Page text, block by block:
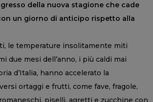
della nuova stagione che cade
un giorno di anticipo rispetto alla
le temperature insolitamente miti
due mesi dell’anno, i più caldi mai
d’Italia, hanno accelerato la
ortaggi e frutti, come fave, fragole,
piselli, agretti e zucchine con